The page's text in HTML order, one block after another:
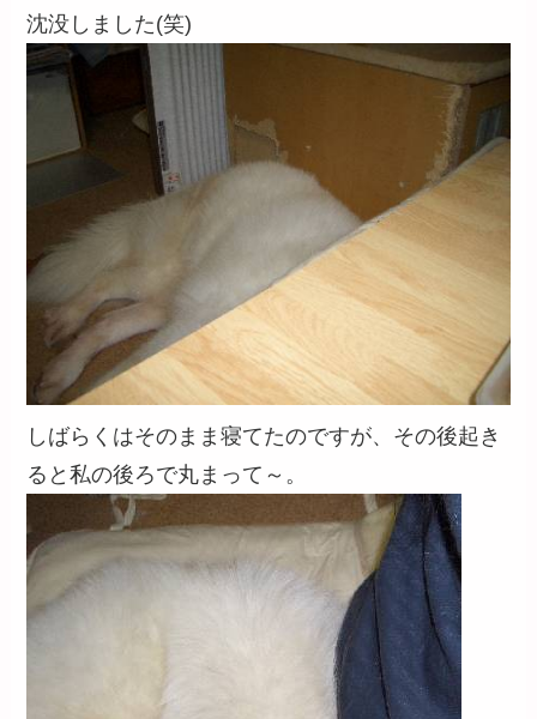
沈没しました(笑)
しばらくはそのまま寝てたのですが、その後起き
ると私の後ろで丸まって～。